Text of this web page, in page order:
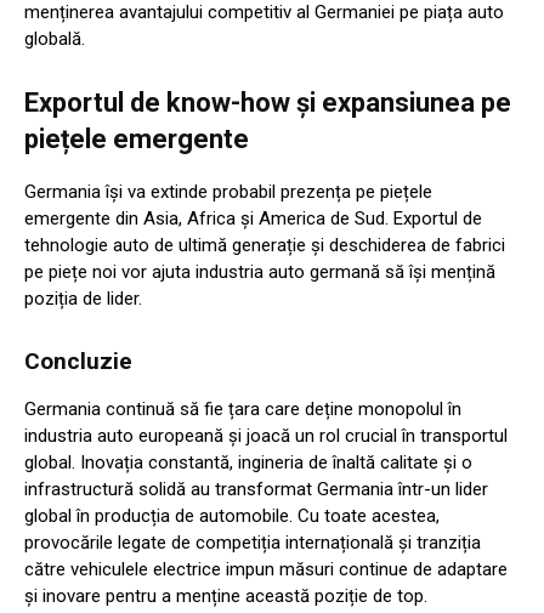
menținerea avantajului competitiv al Germaniei pe piața auto
globală.
Exportul de know-how și expansiunea pe
piețele emergente
Germania își va extinde probabil prezența pe piețele
emergente din Asia, Africa și America de Sud. Exportul de
tehnologie auto de ultimă generație și deschiderea de fabrici
pe piețe noi vor ajuta industria auto germană să își mențină
poziția de lider.
Concluzie
Germania continuă să fie țara care deține monopolul în
industria auto europeană și joacă un rol crucial în transportul
global. Inovația constantă, ingineria de înaltă calitate și o
infrastructură solidă au transformat Germania într-un lider
global în producția de automobile. Cu toate acestea,
provocările legate de competiția internațională și tranziția
către vehiculele electrice impun măsuri continue de adaptare
și inovare pentru a menține această poziție de top.